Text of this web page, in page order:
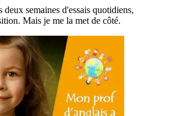
semaines d'essais quotidiens,
Mais je me la met de côté.